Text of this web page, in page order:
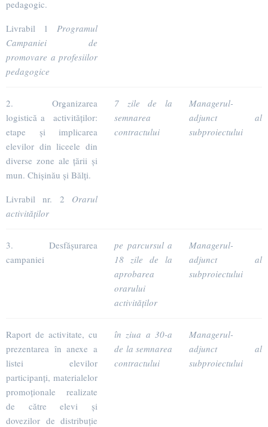
pedagogic.
Livrabil 1 Programul
Campaniei de
promovare a profesiilor
pedagogice
2. Organizarea
logistică a activităților:
etape și implicarea
elevilor din liceele din
diverse zone ale țării și
mun. Chișinău și Bălți.
Livrabil nr. 2 Orarul
activităților
7 zile de la
semnarea
contractului
Managerul-
adjunct al
subproiectului
3. Desfășurarea
campaniei
pe parcursul a
18 zile de la
aprobarea
orarului
activităților
Managerul-
adjunct al
subproiectului
Raport de activitate, cu
prezentarea în anexe a
listei elevilor
participanți, materialelor
promoționale realizate
de către elevi și
dovezilor de distribuție
în ziua a 30-a
de la semnarea
contractului
Managerul-
adjunct al
subproiectului